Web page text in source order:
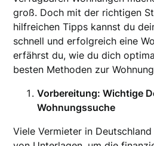
groß. Doch mit der richtigen
hilfreichen Tipps kannst du
schnell und erfolgreich eine
erfährst du, wie du dich
besten Methoden zur
Vorbereitung: Wichtige
Wohnungssuche
Viele Vermieter in